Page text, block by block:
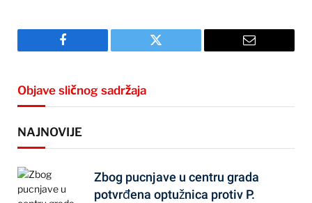
Facebook Twitter Email
Objave sličnog sadržaja
NAJNOVIJE
Zbog pucnjave u centru grada
potvrđena optužnica protiv P.